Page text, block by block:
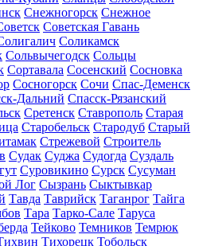
Снежногорск Снежное
Советская Гавань
Соликамск
Сольвычегодск Сольцы
Сортавала Сосенский Сосновка
Сосногорск Сочи Спас-Деменск
Дальний Спасск-Рязанский
Сретенск Ставрополь Старая
Старобельск Стародуб Старый
Стрежевой Строитель
Судак Суджа Судогда Суздаль
Суровикино Сурск Сусуман
Лог Сызрань Сыктывкар
Тавда Таврийск Таганрог Тайга
Тара Тарко-Сале Таруса
Тейково Темников Темрюк
Тихорецк Тобольск